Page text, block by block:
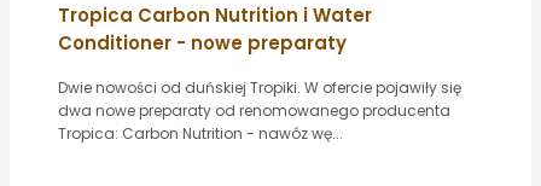
Tropica Carbon Nutrition i Water
Conditioner - nowe preparaty
Dwie nowości od duńskiej Tropiki. W ofercie pojawiły się
dwa nowe preparaty od renomowanego producenta
Tropica: Carbon Nutrition - nawóz wę...